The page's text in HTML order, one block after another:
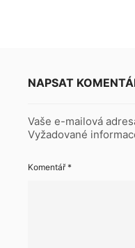
NAPSAT
Vaše e-mailová
Vyžadované
Komentář*